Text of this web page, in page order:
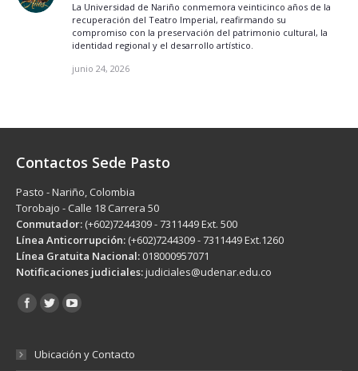
La Universidad de Nariño conmemora veinticinco años de la
recuperación del Teatro Imperial, reafirmando su
compromiso con la preservación del patrimonio cultural, la
identidad regional y el desarrollo artístico.
junio 24, 2026
Contactos Sede Pasto
Pasto - Nariño, Colombia
Torobajo - Calle 18 Carrera 50
Conmutador: (+602)7244309 - 7311449 Ext. 500
Línea Anticorrupción: (+602)7244309 - 7311449 Ext.1260
Línea Gratuita Nacional: 018000957071
Notificaciones judiciales:judiciales@udenar.edu.co
Encuéntranos en:
Ubicación y Contacto